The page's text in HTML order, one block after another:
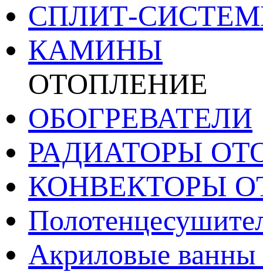
СПЛИТ-
КАМИНЫ
ОТОПЛЕНИЕ
ОБОГРЕВАТЕЛИ
РАДИАТОРЫ
КОНВЕКТОРЫ
Акриловые ванны